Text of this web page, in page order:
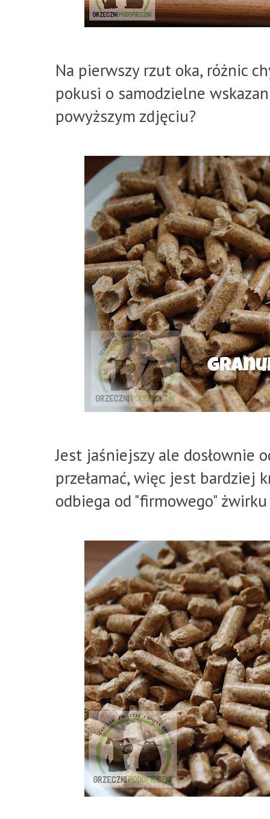
Na pierwszy rzut oka, różnic
pokusi o samodzielne
powyższym zdjęciu?
Jest jaśniejszy ale dosłownie
przełamać, więc jest bardziej
odbiega od "firmowego"